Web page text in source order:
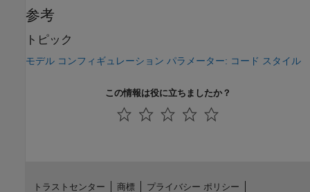
参考
トピック
モデル コンフィギュレーション パラメーター: コード スタイル
この情報は役に立ちましたか？
トラストセンター 商標 プライバシー ポリシー